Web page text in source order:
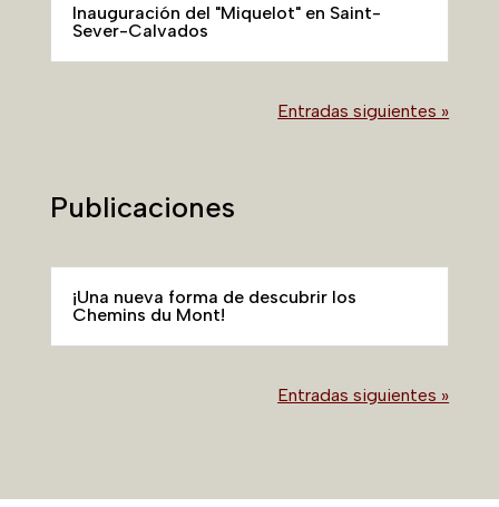
Inauguración del "Miquelot" en Saint-
Sever-Calvados
Entradas siguientes »
Publicaciones
¡Una nueva forma de descubrir los
Chemins du Mont!
Entradas siguientes »